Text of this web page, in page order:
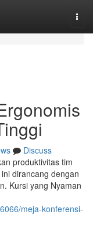
Discuss
produktivitas tim
dirancang dengan
Kursi yang Nyaman
meja-konferensi-